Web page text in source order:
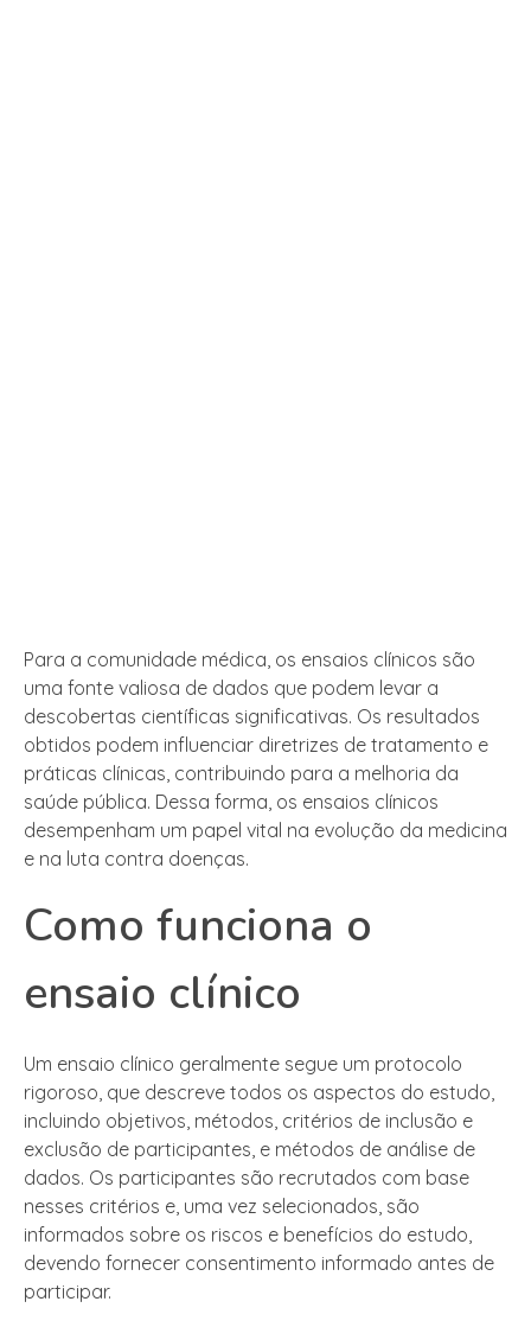
Para a comunidade médica, os ensaios clínicos são
uma fonte valiosa de dados que podem levar a
descobertas científicas significativas. Os resultados
obtidos podem influenciar diretrizes de tratamento e
práticas clínicas, contribuindo para a melhoria da
saúde pública. Dessa forma, os ensaios clínicos
desempenham um papel vital na evolução da medicina
e na luta contra doenças.
Como funciona o
ensaio clínico
Um ensaio clínico geralmente segue um protocolo
rigoroso, que descreve todos os aspectos do estudo,
incluindo objetivos, métodos, critérios de inclusão e
exclusão de participantes, e métodos de análise de
dados. Os participantes são recrutados com base
nesses critérios e, uma vez selecionados, são
informados sobre os riscos e benefícios do estudo,
devendo fornecer consentimento informado antes de
participar.